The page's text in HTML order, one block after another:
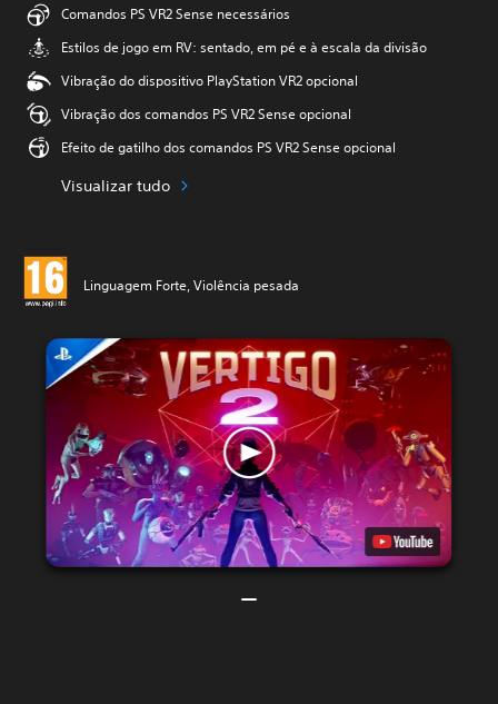
Comandos PS VR2 Sense necessários
Estilos de jogo em RV: sentado, em pé e à escala da divisão
Vibração do dispositivo PlayStation VR2 opcional
Vibração dos comandos PS VR2 Sense opcional
Efeito de gatilho dos comandos PS VR2 Sense opcional
Visualizar tudo
Linguagem Forte, Violência pesada